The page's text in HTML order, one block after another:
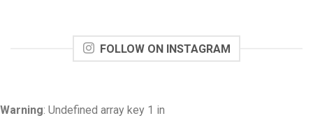
FOLLOW ON INSTAGRAM
Warning: Undefined array key 1 in